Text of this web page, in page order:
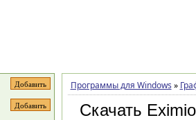
Программы для Windows »
Скачать